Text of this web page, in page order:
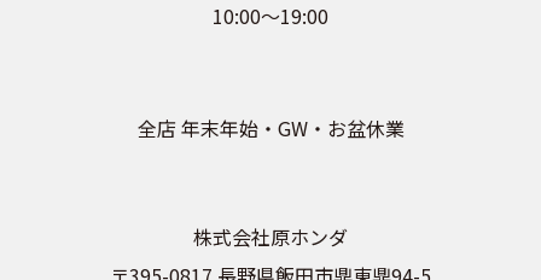
10:00～19:00
全店 年末年始・GW・お盆休業
株式会社原ホンダ